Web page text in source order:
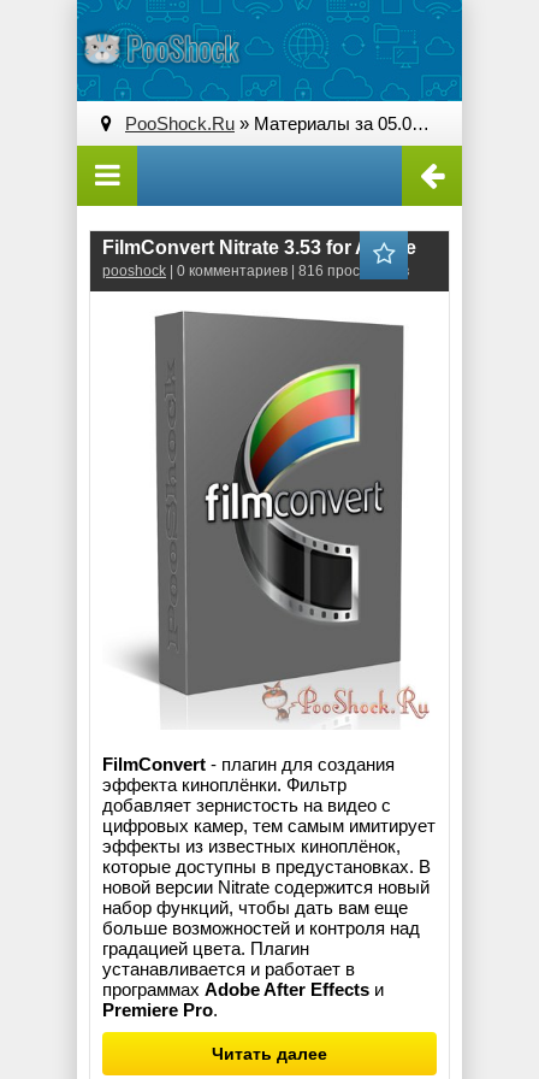
PooShock.Ru » Материалы за 05.09.2025
FilmConvert Nitrate 3.53 for Adobe
pooshock | 0 комментариев | 816 просмотров
FilmConvert - плагин для создания
эффекта киноплёнки. Фильтр
добавляет зернистость на видео с
цифровых камер, тем самым имитирует
эффекты из известных киноплёнок,
которые доступны в предустановках. В
новой версии Nitrate содержится новый
набор функций, чтобы дать вам еще
больше возможностей и контроля над
градацией цвета. Плагин
устанавливается и работает в
программах Adobe After Effects и
Premiere Pro.
Читать далее